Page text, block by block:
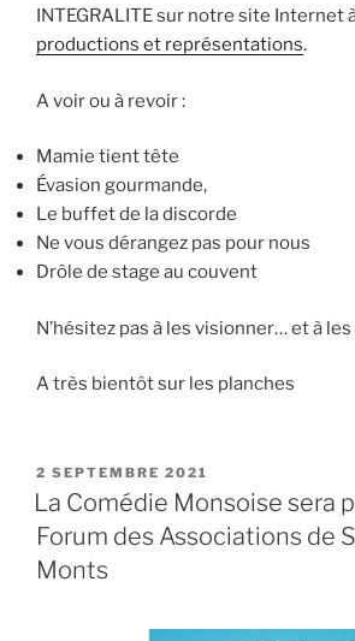
INTEGRALITE sur notre site Internet
productions et représentations.
A voir ou à revoir :
Mamie tient tête
Évasion gourmande,
Le buffet de la discorde
Ne vous dérangez pas pour nous
Drôle de stage au couvent
N’hésitez pas à les visionner… et à
A très bientôt sur les planches
PUBLIÉ
LE
2 SEPTEMBRE 2021
La Comédie Monsoise sera
Forum des Associations de
Monts